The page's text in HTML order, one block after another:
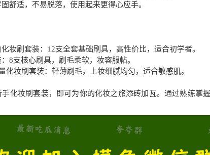
舒适，不易脱落，使用起来更得心应手。
妆刷套装：12支全套基础刷具，高性价比，适合初学者。
8支核心刷具，刷毛柔软，妆容服帖。
化妆刷套装：轻薄刷毛，上妆细腻均匀，适合敏感肌。
手化妆刷套装，即可为你的化妆之旅添砖加瓦。通过熟练掌